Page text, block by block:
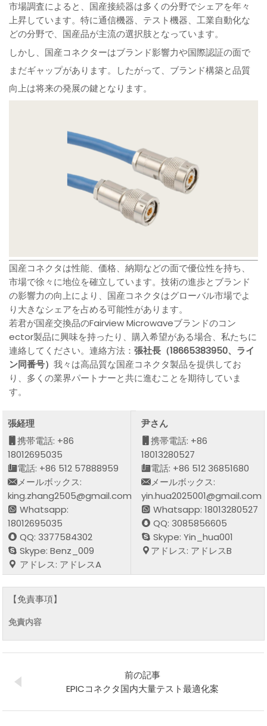
市場調査によると、国産接続器は多くの分野でシェアを年々
上昇しています。特に通信機器、テスト機器、工業自動化な
どの分野で、国産品が主流の選択肢となっています。
しかし、国産コネクターはブランド影響力や国際認証の面で
まだギャップがあります。したがって、ブランド構築と品質
向上は将来の発展の鍵となります。
国産コネクタは性能、価格、納期などの面で優位性を持ち、
市場で徐々に地位を確立しています。技術の進歩とブランド
の影響力の向上により、国産コネクタはグローバル市場でよ
り大きなシェアを占める可能性があります。
若君が国産交換品のFairview Microwaveブランドのコン
ector製品に興味を持ったり、購入希望がある場合、私たちに
連絡してください。連絡方法：張社長（18665383950、ライ
ン同番号）我々は高品質な国産コネクタ製品を提供してお
り、多くの業界パートナーと共に進むことを期待していま
す。
張経理
携帯電話: +86
18012695035
電話: +86 512 57888959
メールボックス:
king.zhang2505@gmail.com
Whatsapp:
18012695035
QQ: 3377584302
Skype: Benz_009
アドレス: アドレスA
尹さん
携帯電話: +86
18013280527
電話: +86 512 36851680
メールボックス:
yin.hua2025001@gmail.com
Whatsapp: 18013280527
QQ: 3085856605
Skype: Yin_hua001
アドレス: アドレスB
【免責事項】
免責内容
前の記事
EPICコネクタ国内大量テスト最適化案